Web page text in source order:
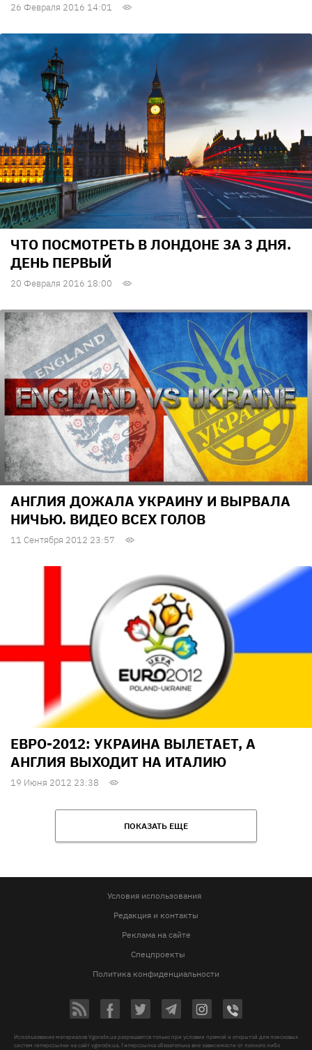
26 Февраля 2016 14:01
ЧТО ПОСМОТРЕТЬ В ЛОНДОНЕ ЗА 3 ДНЯ.
ДЕНЬ ПЕРВЫЙ
20 Февраля 2016 18:00
АНГЛИЯ ДОЖАЛА УКРАИНУ И ВЫРВАЛА
НИЧЬЮ. ВИДЕО ВСЕХ ГОЛОВ
11 Сентября 2012 23:57
ЕВРО-2012: УКРАИНА ВЫЛЕТАЕТ, А
АНГЛИЯ ВЫХОДИТ НА ИТАЛИЮ
19 Июня 2012 23:38
ПОКАЗАТЬ ЕЩЕ
Условия использования
Редакция и контакты
Реклама на сайте
Спецпроекты
Политика конфиденциальности
Использование материалов Vgorode.ua разрешается только при условии прямой и открытой для поисковых
систем гиперссылки на сайт vgorode.ua. Гиперссылка обязательна вне зависимости от полного либо